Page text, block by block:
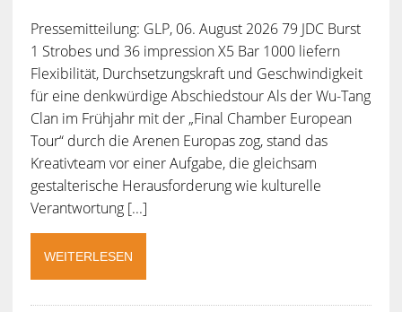
Pressemitteilung: GLP, 06. August 2026 79 JDC Burst
1 Strobes und 36 impression X5 Bar 1000 liefern
Flexibilität, Durchsetzungskraft und Geschwindigkeit
für eine denkwürdige Abschiedstour Als der Wu-Tang
Clan im Frühjahr mit der „Final Chamber European
Tour“ durch die Arenen Europas zog, stand das
Kreativteam vor einer Aufgabe, die gleichsam
gestalterische Herausforderung wie kulturelle
Verantwortung [...]
WEITERLESEN